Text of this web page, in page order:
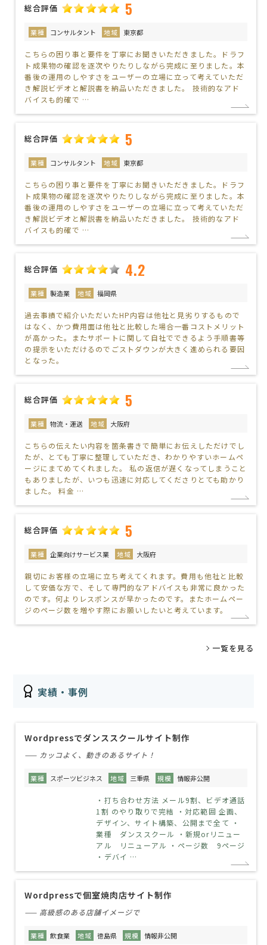
総合評価 5
業種 コンサルタント 地域 東京都
こちらの困り事と要件を丁寧にお聞きいただきました。ドラフ
ト成果物の確認を逐次やりたりしながら完成に至りました。本
番後の運用のしやすさをユーザーの立場に立って考えていただ
き解説ビデオと解説書を納品いただきました。 技術的なアド
バイスも的確で …
総合評価 5
業種 コンサルタント 地域 東京都
こちらの困り事と要件を丁寧にお聞きいただきました。ドラフ
ト成果物の確認を逐次やりたりしながら完成に至りました。本
番後の運用のしやすさをユーザーの立場に立って考えていただ
き解説ビデオと解説書を納品いただきました。 技術的なアド
バイスも的確で …
総合評価 4.2
業種 製造業 地域 福岡県
過去事績で紹介いただいたHP内容は他社と見劣りするもので
はなく、かつ費用面は他社と比較した場合一番コストメリット
が高かった。またサポートに関して自社でできるよう手順書等
の提示をいただけるのでごストダウンが大きく進められる要因
となった。
総合評価 5
業種 物流・運送 地域 大阪府
こちらの伝えたい内容を箇条書きで簡単にお伝えしただけでし
たが、とても丁寧に整理していただき、わかりやすいホームペ
ージにまてめてくれました。 私の返信が遅くなってしまうこと
もありましたが、いつも迅速に対応してくださりとても助かり
ました。 料金 …
総合評価 5
業種 企業向けサービス業 地域 大阪府
親切にお客様の立場に立ち考えてくれます。費用も他社と比較
して安価な方で、そして専門的なアドバイスも非常に良かった
のです。何よりレスポンスが早かったのです。またホームペー
ジのページ数を増やす際にお願いしたいと考えています。
一覧を見る
実績・事例
Wordpressでダンススクールサイト制作
—— カッコよく、動きのあるサイト！
業種 スポーツビジネス 地域 三重県 規模 情報非公開
・打ち合わせ方法 メール9割、ビデオ通話
1割 のやり取りで完結 ・対応範囲 企画、
デザイン、サイト構築、公開まで全て ・
業種 ダンススクール ・新規orリニュー
アル リニューアル ・ページ数 9ページ
・デバイ …
Wordpressで個室焼肉店サイト制作
—— 高級感のある店舗イメージで
業種 飲食業 地域 徳島県 規模 情報非公開